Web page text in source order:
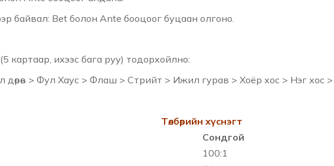
байвал: Bet болон Ante бооцоог буцаан олгоно.
картаар, ихээс бага руу) тодорхойлно:
> Фул Хаус > Флаш > Стрийт > Ижил гурав > Хоёр хос > Нэг хос >
Төлбөрийн хүснэгт
Сондгой
100:1